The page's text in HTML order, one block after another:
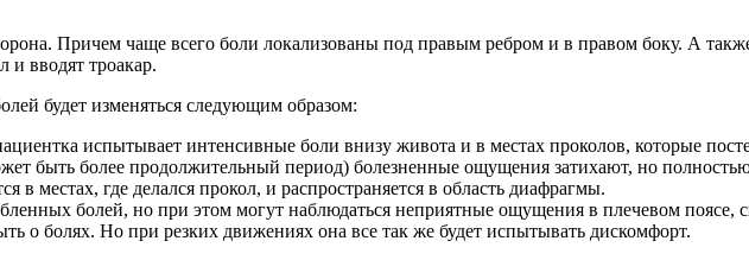
Причем чаще всего боли локализованы под правым ребром и в правом боку. А
вводят троакар.
будет изменяться следующим образом:
испытывает интенсивные боли внизу живота и в местах проколов, которые
быть более продолжительный период) болезненные ощущения затихают, но
местах, где делался прокол, и распространяется в область диафрагмы.
болей, но при этом могут наблюдаться неприятные ощущения в плечевом поясе,
о болях. Но при резких движениях она все так же будет испытывать дискомфорт.